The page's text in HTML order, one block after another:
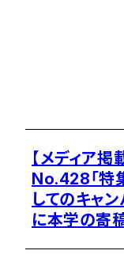
【メディア掲
No.428「特
してのキャ
に本学の寄